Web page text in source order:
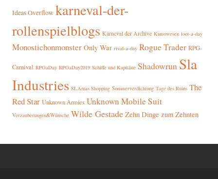
Ideas Overflow karneval-der-
rollenspielblogs Karneval der Archive Kunstwesen loot-a-day
Monostichonmonster Only War rival-a-day Rogue Trader RPG-
Carnival RPGaDay RPGaDay2019 Schiffe und Kapitäne Shadowrun Sla
Industries SLAmas Shopping Sommerverdichtung Tage des Ruins The
Red Star Unknown Armies Unknown Mobile Suit
Verzauberungen&Wünsche Wilde Gestade Zehn Dinge zum Zehnten